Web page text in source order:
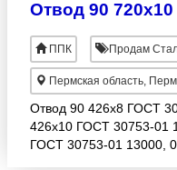
ППК Продам
Пермская область,
Отвод 90 426х8 ГОСТ
426х10 ГОСТ 30753-01
ГОСТ 30753-01 13000,